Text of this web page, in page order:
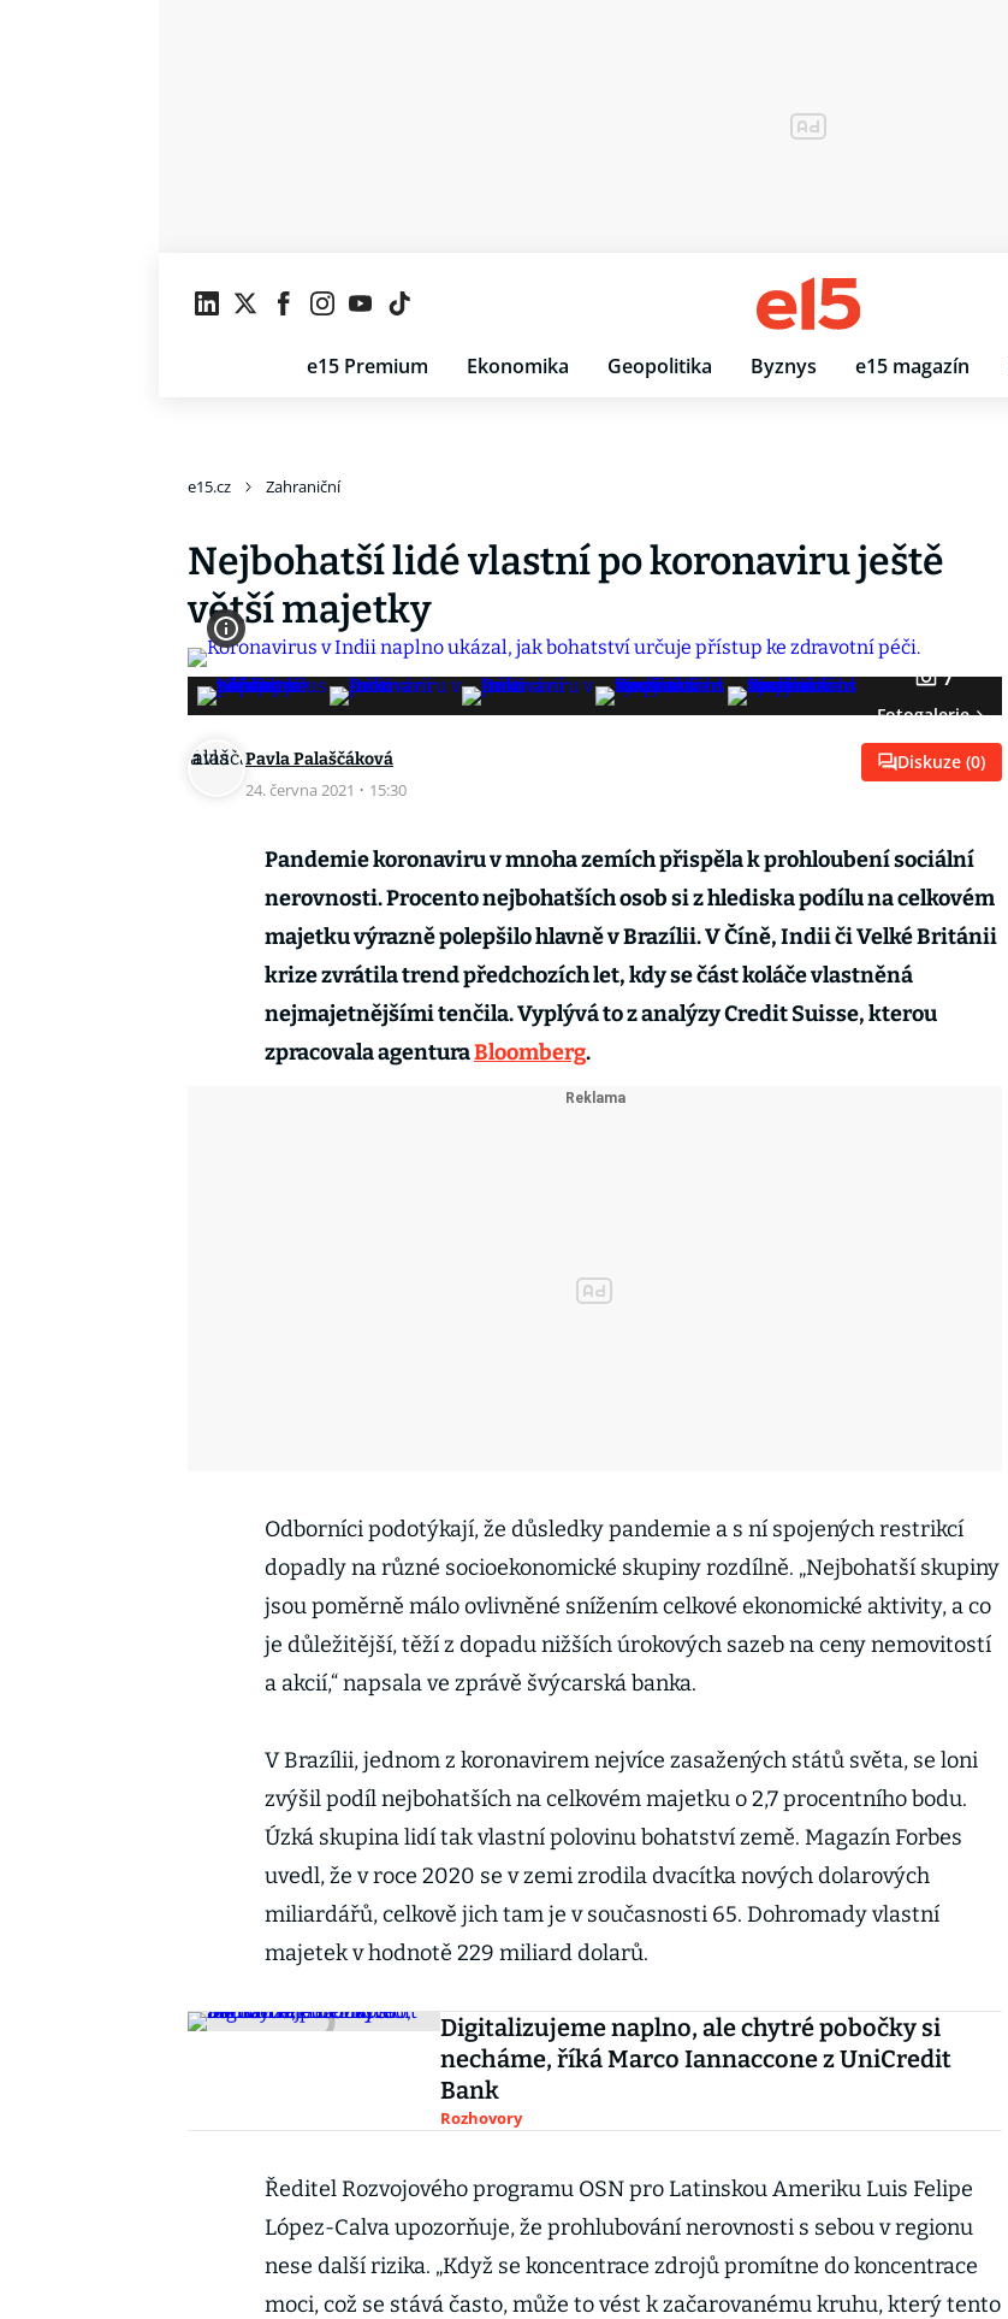
e15 Premium Ekonomika Geopolitika Byznys e15 magazín
e15.cz Zahraniční
Nejbohatší lidé vlastní po koronaviru ještě
větší majetky
7
Fotogalerie
Pavla Palaščáková
24. června 2021 · 15:30
Diskuze (0)
Pandemie koronaviru v mnoha zemích přispěla k prohloubení sociální
nerovnosti. Procento nejbohatších osob si z hlediska podílu na celkovém
majetku výrazně polepšilo hlavně v Brazílii. V Číně, Indii či Velké Británii
krize zvrátila trend předchozích let, kdy se část koláče vlastněná
nejmajetnějšími tenčila. Vyplývá to z analýzy Credit Suisse, kterou
zpracovala agenturaBloomberg.
Odborníci podotýkají, že důsledky pandemie a s ní spojených restrikcí
dopadly na různé socioekonomické skupiny rozdílně. „Nejbohatší skupiny
jsou poměrně málo ovlivněné snížením celkové ekonomické aktivity, a co
je důležitější, těží z dopadu nižších úrokových sazeb na ceny nemovitostí
a akcií,“ napsala ve zprávě švýcarská banka.
V Brazílii, jednom z koronavirem nejvíce zasažených států světa, se loni
zvýšil podíl nejbohatších na celkovém majetku o 2,7 procentního bodu.
Úzká skupina lidí tak vlastní polovinu bohatství země. Magazín Forbes
uvedl, že v roce 2020 se v zemi zrodila dvacítka nových dolarových
miliardářů, celkově jich tam je v současnosti 65. Dohromady vlastní
majetek v hodnotě 229 miliard dolarů.
Digitalizujeme naplno, ale chytré pobočky si
necháme, říká Marco Iannaccone z UniCredit
Bank
Rozhovory
Ředitel Rozvojového programu OSN pro Latinskou Ameriku Luis Felipe
López-Calva upozorňuje, že prohlubování nerovnosti s sebou v regionu
nese další rizika. „Když se koncentrace zdrojů promítne do koncentrace
moci, což se stává často, může to vést k začarovanému kruhu, který tento